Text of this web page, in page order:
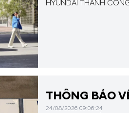
HYUNDAI THÀNH
THÔNG BÁO
24/08/2026 09:06:24